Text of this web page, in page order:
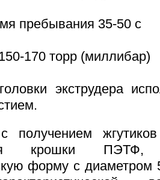
пребывания 35-50 c
170 торр (миллибар)
экструдера
получением
крошки
форму с